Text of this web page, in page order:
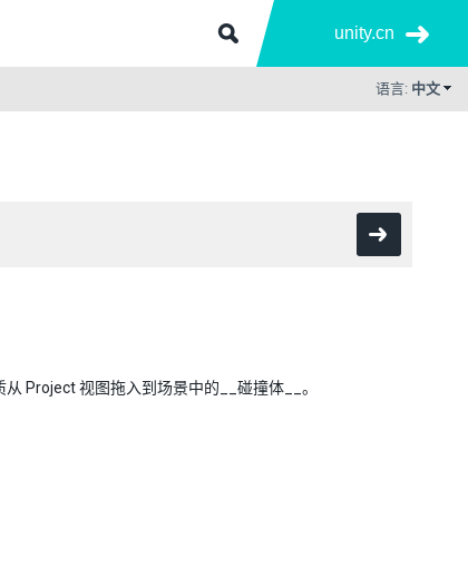
unity.cn
语言: 中文
Project 视图拖入到场景中的__碰撞体__。